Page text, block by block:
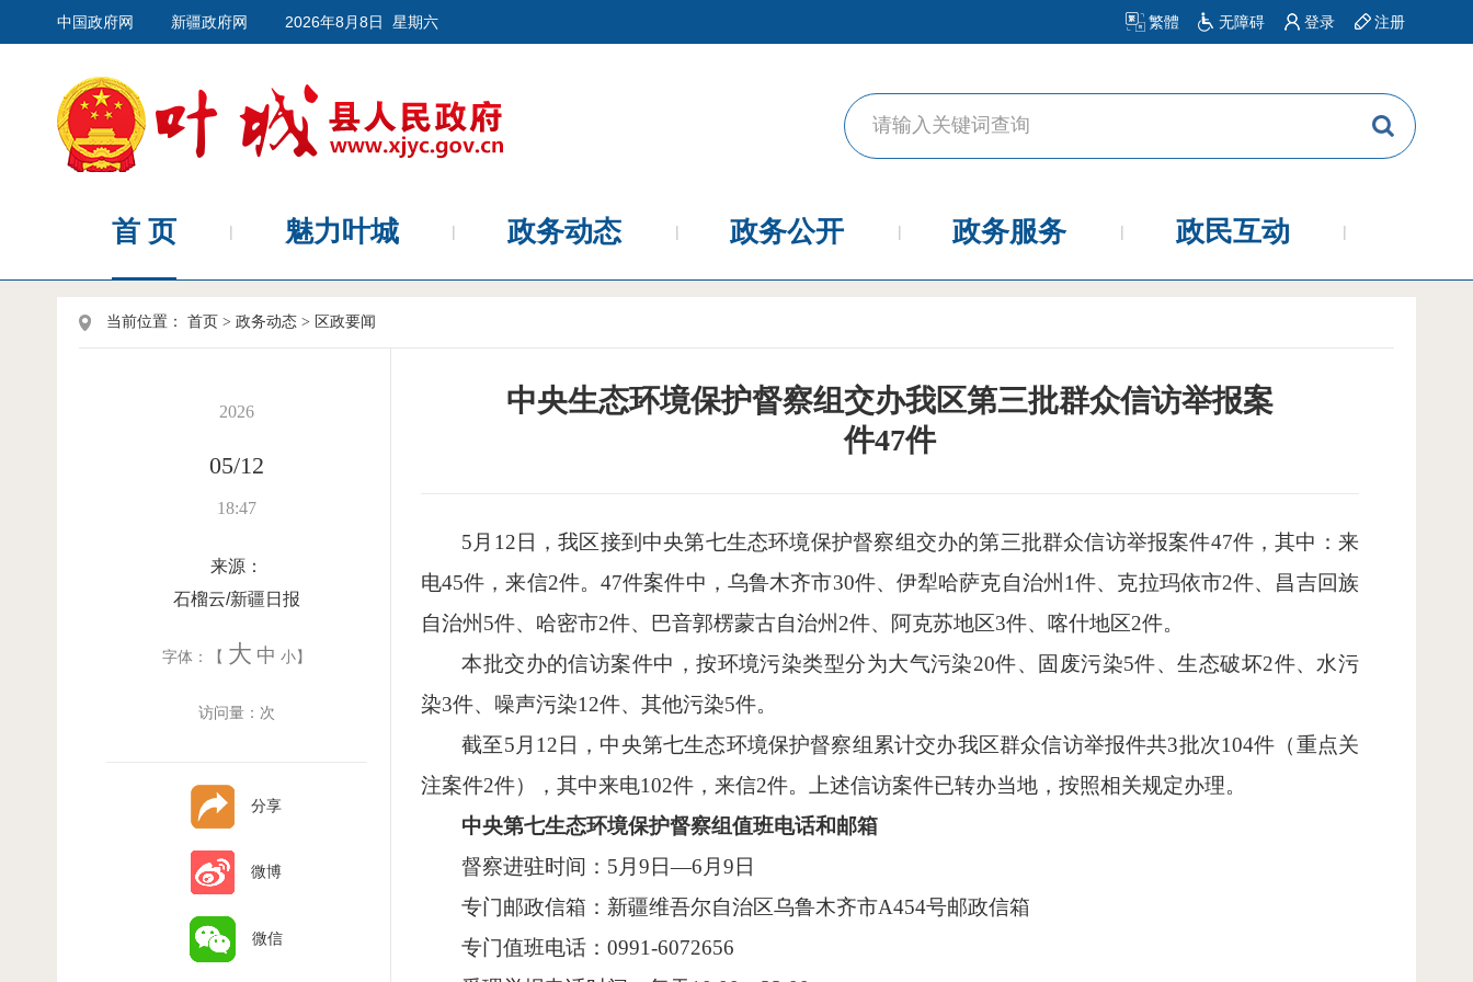
中国政府网 新疆政府网 2026年8月8日 星期六 繁體 无障碍 登录 注册
首 页 魅力叶城 政务动态 政务公开 政务服务 政民互动
当前位置： 首页 > 政务动态 > 区政要闻
2026
05/12
18:47
来源：
石榴云/新疆日报
字体：【 大 中 小】
访问量： 次
分享
微博
微信
中央生态环境保护督察组交办我区第三批群众信访举报案
件47件
5月12日，我区接到中央第七生态环境保护督察组交办的第三批群众信访举报案件47件，其中：来
电45件，来信2件。47件案件中，乌鲁木齐市30件、伊犁哈萨克自治州1件、克拉玛依市2件、昌吉回族
自治州5件、哈密市2件、巴音郭楞蒙古自治州2件、阿克苏地区3件、喀什地区2件。
本批交办的信访案件中，按环境污染类型分为大气污染20件、固废污染5件、生态破坏2件、水污
染3件、噪声污染12件、其他污染5件。
截至5月12日，中央第七生态环境保护督察组累计交办我区群众信访举报件共3批次104件（重点关
注案件2件），其中来电102件，来信2件。上述信访案件已转办当地，按照相关规定办理。
中央第七生态环境保护督察组值班电话和邮箱
督察进驻时间： 5月9日—6月9日
专门邮政信箱：新疆维吾尔自治区乌鲁木齐市A454号邮政信箱
专门值班电话：0991-6072656